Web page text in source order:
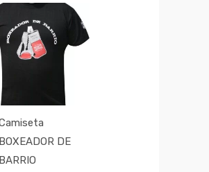
BOXEADOR DE
BARRIO